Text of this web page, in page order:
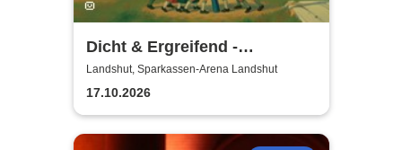
Dicht & Ergreifend -
Zweiländerdreieck - Tour
2026/2027
Landshut, Sparkassen-Arena Landshut
17.10.2026